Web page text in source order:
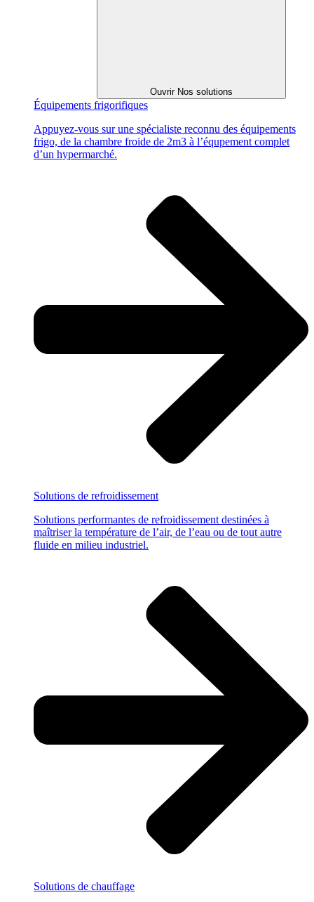
Ouvrir Nos solutions
Équipements frigorifiques
Appuyez-vous sur une spécialiste reconnu des équipements
frigo, de la chambre froide de 2m3 à l’équpement complet
d’un hypermarché.
Solutions de refroidissement
Solutions performantes de refroidissement destinées à
maîtriser la température de l’air, de l’eau ou de tout autre
fluide en milieu industriel.
Solutions de chauffage